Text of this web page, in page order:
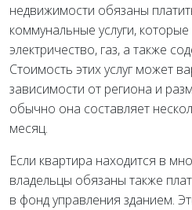
недвижимости обязаны
коммунальные услуги,
электричество, газ, а также
Стоимость этих услуг может
зависимости от региона и
обычно она составляет
месяц.
Если квартира находится в
владельцы обязаны также
в фонд управления зданием.